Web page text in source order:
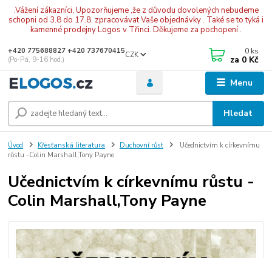
.Vážení zákazníci, Upozorňujeme ,že z důvodu dovolených nebudeme
schopni od 3.8 do 17.8. zpracovávat Vaše objednávky . Také se to tyká i
kamenné prodejny Logos v Třinci. Děkujeme za pochopení .
Menu
CZK
Hledat
+420 775688827 +420 737670415
(Po-Pá, 9-16 hod.)
0 ks
za 0 Kč
Úvod Křesťanská literatura Duchovní růst
Učednictvím k církevnímu
růstu -Colin Marshall,Tony Payne
Učednictvím k církevnímu růstu -
Colin Marshall,Tony Payne